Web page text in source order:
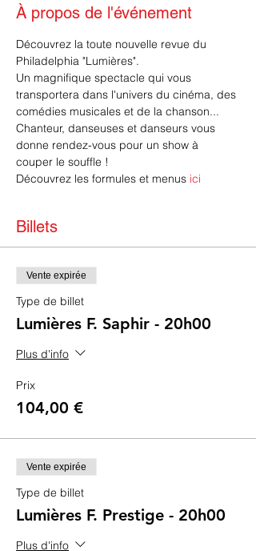
À propos de l'événement
Découvrez la toute nouvelle revue du
Philadelphia "Lumières".
Un magnifique spectacle qui vous
transportera dans l'univers du cinéma, des
comédies musicales et de la chanson...
Chanteur, danseuses et danseurs vous
donne rendez-vous pour un show à
couper le souffle !
Découvrez les formules et menus ici
Billets
Vente expirée
Type de billet
Lumières F. Saphir - 20h00
Plus d'info
Prix
104,00 €
Vente expirée
Type de billet
Lumières F. Prestige - 20h00
Plus d'info